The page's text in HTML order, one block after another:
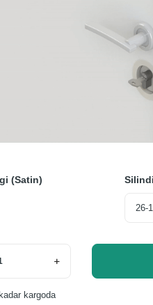
(Satin)
kargoda